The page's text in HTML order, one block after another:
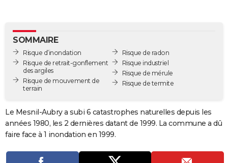
GUIDES D'ACHAT
BONS PLANS
CARTE DE VOEUX
Carte de Noël
Carte Bonne année
Carte Saint-Valentin
Carte Pâques
Carte d'anniversaire
Dictionnaire
Biographies
Citations
Expressions
Proverbes
PROGRAMME TV
COPAINS D'AVANT
S'inscrire
Se connecter
Lycées
Collèges
Primaires
Universités
Entreprises
Service militaire
Avis de recherche
AVIS DE DÉCÈS
SOMMAIRE
Risque d’inondation
Risque de retrait-gonflement
des argiles
Risque de mouvement de
terrain
Risque de radon
Risque industriel
Risque de mérule
Risque de termite
Le Mesnil-Aubry a subi 6 catastrophes naturelles depuis les
années 1980, les 2 dernières datant de 1999. La commune a dû
faire face à 1 inondation en 1999.